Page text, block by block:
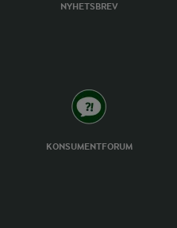
NYHETSBREV
KONSUMENTFORUM